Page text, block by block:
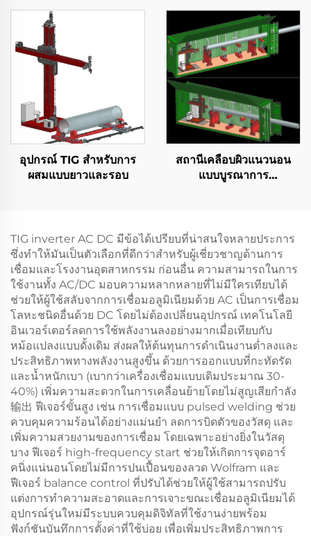
อุปกรณ์ TIG สําหรับการ
ผสมแบบยาวและรอบ
สถานีเคลือบผิวแนวนอน
แบบบูรณาการ
TIG inverter AC DC มีข้อได้เปรียบที่น่าสนใจหลายประการ
ซึ่งทำให้มันเป็นตัวเลือกที่ดีกว่าสำหรับผู้เชี่ยวชาญด้านการ
เชื่อมและโรงงานอุตสาหกรรม ก่อนอื่น ความสามารถในการ
ใช้งานทั้ง AC/DC มอบความหลากหลายที่ไม่มีใครเทียบได้
ช่วยให้ผู้ใช้สลับจากการเชื่อมอลูมิเนียมด้วย AC เป็นการเชื่อม
โลหะชนิดอื่นด้วย DC โดยไม่ต้องเปลี่ยนอุปกรณ์ เทคโนโลยี
อินเวอร์เตอร์ลดการใช้พลังงานลงอย่างมากเมื่อเทียบกับ
หม้อแปลงแบบดั้งเดิม ส่งผลให้ต้นทุนการดำเนินงานต่ำลงและ
ประสิทธิภาพทางพลังงานสูงขึ้น ด้วยการออกแบบที่กะทัดรัด
และน้ำหนักเบา (เบากว่าเครื่องเชื่อมแบบเดิมประมาณ 30-
40%) เพิ่มความสะดวกในการเคลื่อนย้ายโดยไม่สูญเสียกำลัง
输出 ฟีเจอร์ขั้นสูง เช่น การเชื่อมแบบ pulsed welding ช่วย
ควบคุมความร้อนได้อย่างแม่นยำ ลดการบิดตัวของวัสดุ และ
เพิ่มความสวยงามของการเชื่อม โดยเฉพาะอย่างยิ่งในวัสดุ
บาง ฟีเจอร์ high-frequency start ช่วยให้เกิดการจุดอาร์
คนิ่งแน่นอนโดยไม่มีการปนเปื้อนของลวด Wolfram และ
ฟีเจอร์ balance control ที่ปรับได้ช่วยให้ผู้ใช้สามารถปรับ
แต่งการทำความสะอาดและการเจาะขณะเชื่อมอลูมิเนียมได้
อุปกรณ์รุ่นใหม่มีระบบควบคุมดิจิทัลที่ใช้งานง่ายพร้อม
ฟังก์ชันบันทึกการตั้งค่าที่ใช้บ่อย เพื่อเพิ่มประสิทธิภาพการ